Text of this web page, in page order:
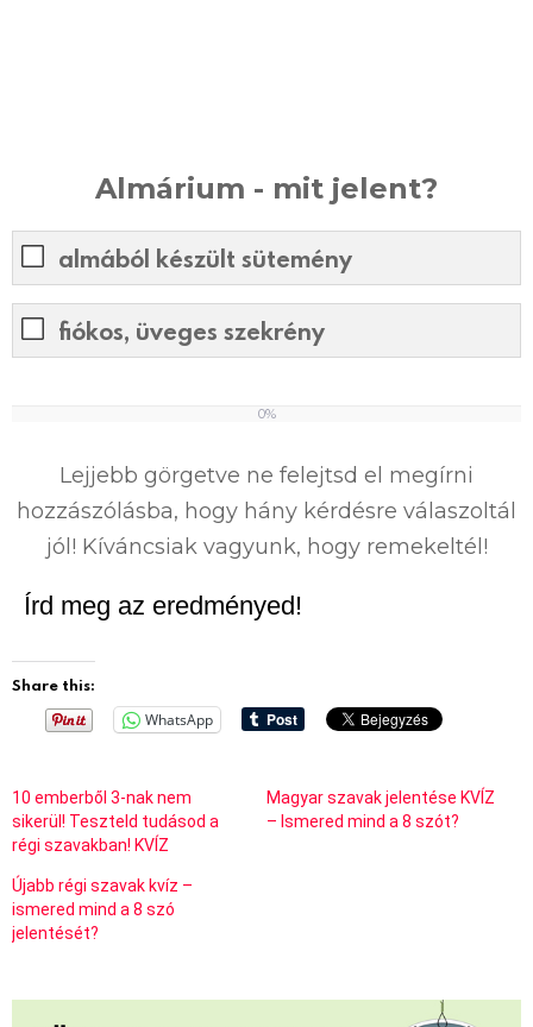
Almárium - mit jelent?
almából készült sütemény
fiókos, üveges szekrény
0%
Lejjebb görgetve ne felejtsd el megírni
hozzászólásba, hogy hány kérdésre válaszoltál
jól! Kíváncsiak vagyunk, hogy remekeltél!
Írd meg az eredményed!
Share this:
WhatsApp
10 emberből 3-nak nem
sikerül! Teszteld tudásod a
régi szavakban! KVÍZ
Magyar szavak jelentése KVÍZ
– Ismered mind a 8 szót?
Újabb régi szavak kvíz –
ismered mind a 8 szó
jelentését?